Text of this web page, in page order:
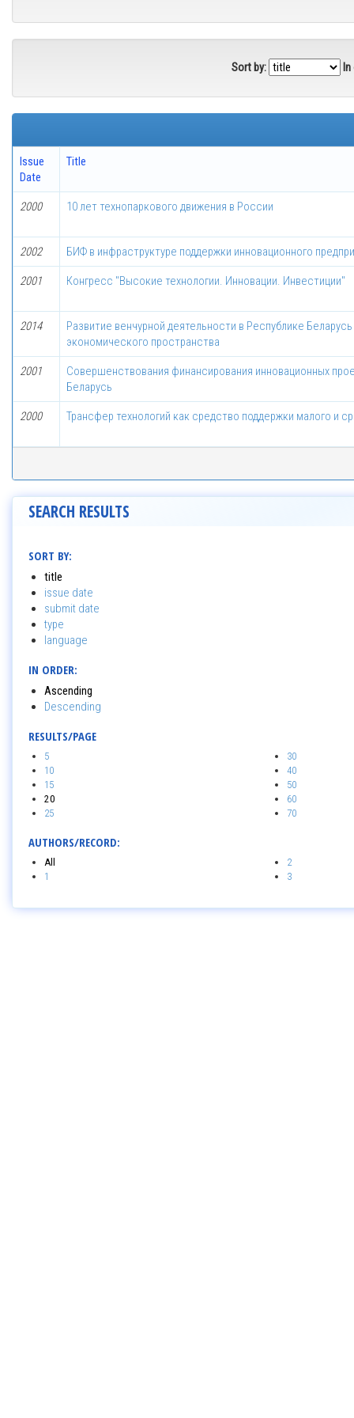
Sort by: In
Issue
Date
Title
2000 10 лет технопаркового движения в России
2002 БИФ в инфраструктуре поддержки инновационного
2001 Конгресс "Высокие технологии. Инновации. Инвестиции"
2014
Развитие венчурной деятельности в Республике
экономического пространства
2001
Совершенствования финансирования инновационных
Беларусь
2000 Трансфер технологий как средство поддержки малого и
SEARCH RESULTS
SORT BY:
title
issue date
submit date
type
language
IN ORDER:
Ascending
Descending
RESULTS/PAGE
5
10
15
20
25
30
40
50
60
70
AUTHORS/RECORD:
All
1
2
3